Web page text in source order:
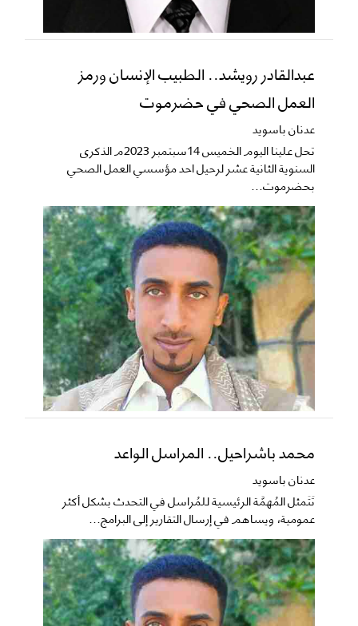
عبدالقادر رويشد.. الطبيب الإنسان ورمز
العمل الصحي في حضرموت
عدنان باسويد
تحل علينا اليوم الخميس 14سبتمبر 2023م الذكرى
السنوية الثانية عشر لرحيل احد مؤسسي العمل الصحي
بحضرموت...
محمد باشراحيل.. المراسل الواعد
عدنان باسويد
تَتَمثل المُهمَّة الرئيسية للمُراسل في التحدث بشكل أكثر
عمومية، ويساهم في إرسال التقارير إلى البرامج...